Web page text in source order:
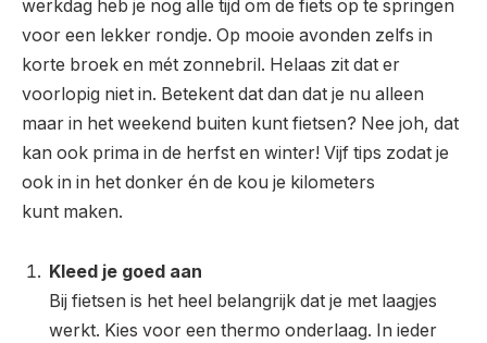
werkdag heb je nog alle tijd om de fiets op te springen
voor een lekker rondje. Op mooie avonden zelfs in
korte broek en mét zonnebril. Helaas zit dat er
voorlopig niet in. Betekent dat dan dat je nu alleen
maar in het weekend buiten kunt fietsen? Nee joh, dat
kan ook prima in de herfst en winter! Vijf tips zodat je
ook in in het donker én de kou je kilometers
kunt maken.
Kleed je goed aan
Bij fietsen is het heel belangrijk dat je met laagjes
werkt. Kies voor een thermo onderlaag. In ieder